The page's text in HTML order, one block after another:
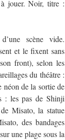
jouer. Noir, titre :
scène vide.
et le fixent sans
front), selon les
du théâtre :
néon de la sortie de
: les pas de Shinji
Misato, la statue
des bandages
une plage sous la